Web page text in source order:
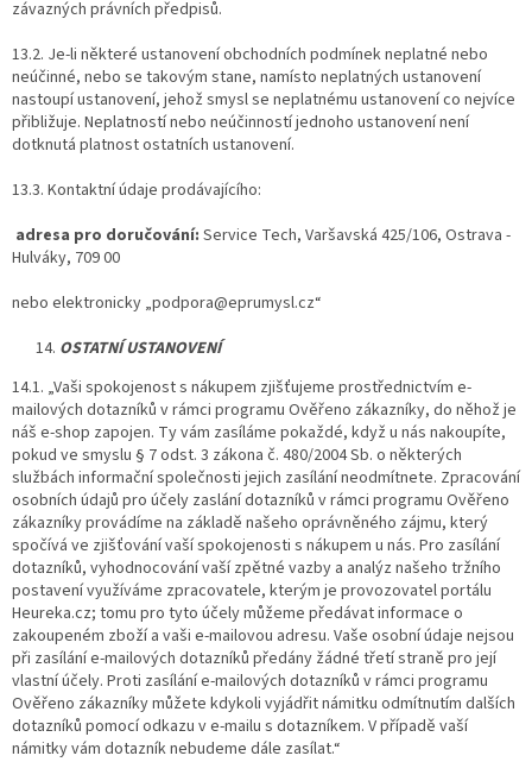
závazných právních předpisů.
13.2. Je-li některé ustanovení obchodních podmínek neplatné nebo
neúčinné, nebo se takovým stane, namísto neplatných ustanovení
nastoupí ustanovení, jehož smysl se neplatnému ustanovení co nejvíce
přibližuje. Neplatností nebo neúčinností jednoho ustanovení není
dotknutá platnost ostatních ustanovení.
13.3. Kontaktní údaje prodávajícího:
adresa pro doručování: Service Tech, Varšavská 425/106, Ostrava -
Hulváky, 709 00
nebo elektronicky „podpora@eprumysl.cz“
OSTATNÍ USTANOVENÍ
14.1. „Vaši spokojenost s nákupem zjišťujeme prostřednictvím e-
mailových dotazníků v rámci programu Ověřeno zákazníky, do něhož je
náš e-shop zapojen. Ty vám zasíláme pokaždé, když u nás nakoupíte,
pokud ve smyslu § 7 odst. 3 zákona č. 480/2004 Sb. o některých
službách informační společnosti jejich zasílání neodmítnete. Zpracování
osobních údajů pro účely zaslání dotazníků v rámci programu Ověřeno
zákazníky provádíme na základě našeho oprávněného zájmu, který
spočívá ve zjišťování vaší spokojenosti s nákupem u nás. Pro zasílání
dotazníků, vyhodnocování vaší zpětné vazby a analýz našeho tržního
postavení využíváme zpracovatele, kterým je provozovatel portálu
Heureka.cz; tomu pro tyto účely můžeme předávat informace o
zakoupeném zboží a vaši e-mailovou adresu. Vaše osobní údaje nejsou
při zasílání e-mailových dotazníků předány žádné třetí straně pro její
vlastní účely. Proti zasílání e-mailových dotazníků v rámci programu
Ověřeno zákazníky můžete kdykoli vyjádřit námitku odmítnutím dalších
dotazníků pomocí odkazu v e-mailu s dotazníkem. V případě vaší
námitky vám dotazník nebudeme dále zasílat.“